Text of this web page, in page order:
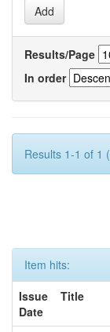
Results/Page
In order
Results 1-1 of 1
Item hits:
Issue
Date
Title